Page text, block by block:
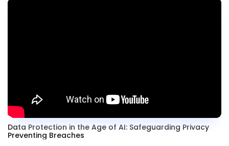
Data Protection in the Age of AI: Safeguarding Privacy
Preventing Breaches